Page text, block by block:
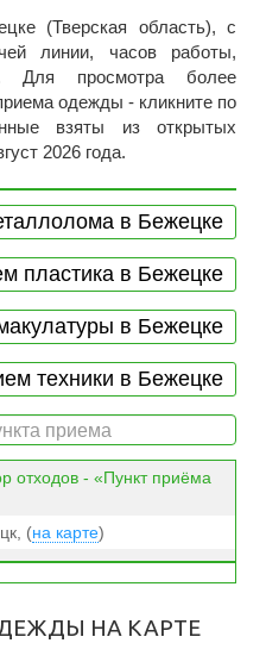
(Тверская область), c
линии, часов работы,
Для просмотра более
одежды - кликните по
взяты из открытых
2026 года.
в Бежецке
пластика в Бежецке
в Бежецке
техники в Бежецке
отходов - «Пункт приёма
(на карте)
НА КАРТЕ